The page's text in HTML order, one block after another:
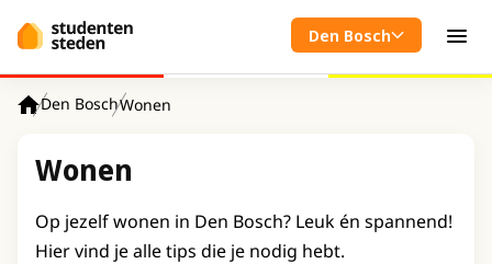
Den Bosch
Den BoschWonen
Wonen
Op jezelf wonen in Den Bosch? Leuk én spannend!
Hier vind je alle tips die je nodig hebt.